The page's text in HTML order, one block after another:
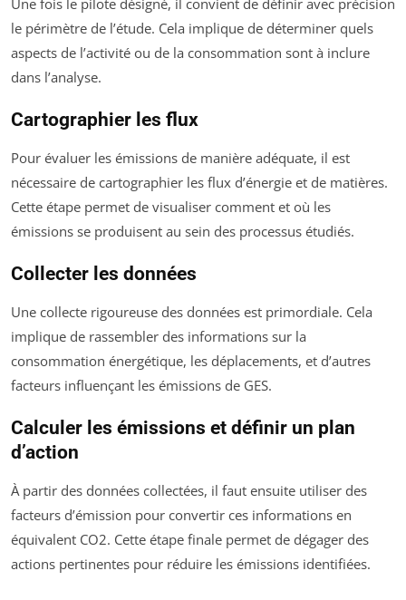
Une fois le pilote désigné, il convient de définir avec précision
le périmètre de l’étude. Cela implique de déterminer quels
aspects de l’activité ou de la consommation sont à inclure
dans l’analyse.
Cartographier les flux
Pour évaluer les émissions de manière adéquate, il est
nécessaire de cartographier les flux d’énergie et de matières.
Cette étape permet de visualiser comment et où les
émissions se produisent au sein des processus étudiés.
Collecter les données
Une collecte rigoureuse des données est primordiale. Cela
implique de rassembler des informations sur la
consommation énergétique, les déplacements, et d’autres
facteurs influençant les émissions de GES.
Calculer les émissions et définir un plan
d’action
À partir des données collectées, il faut ensuite utiliser des
facteurs d’émission pour convertir ces informations en
équivalent CO2. Cette étape finale permet de dégager des
actions pertinentes pour réduire les émissions identifiées.